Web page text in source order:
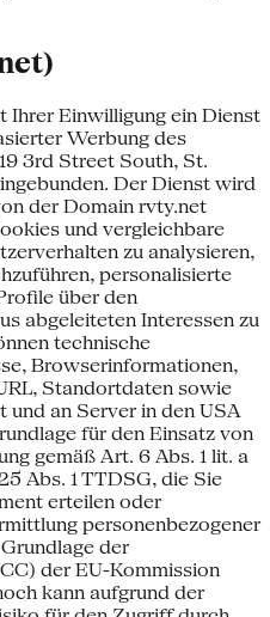
Ihrer Einwilligung ein Dienst
Werbung des
3rd Street South, St.
Der Dienst wird
der Domain rvty.net
und vergleichbare
zu analysieren,
personalisierte
über den
abgeleiteten Interessen zu
technische
Browserinformationen,
Standortdaten sowie
an Server in den USA
für den Einsatz von
gemäß Art. 6 Abs. 1 lit. a
Abs. 1 TTDSG, die Sie
erteilen oder
personenbezogener
der
der EU-Kommission
kann aufgrund der